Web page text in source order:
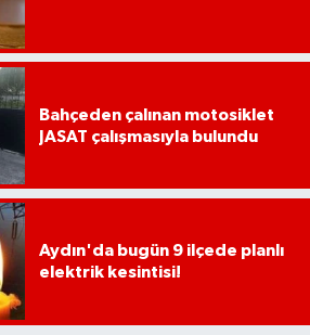
Bahçeden çalınan motosiklet
JASAT çalışmasıyla bulundu
Aydın'da bugün 9 ilçede planlı
elektrik kesintisi!